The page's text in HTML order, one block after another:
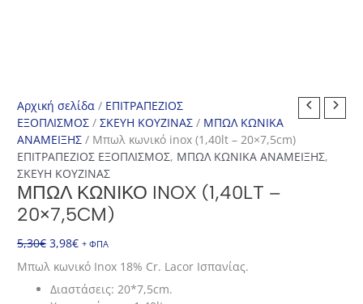
Αρχική σελίδα / ΕΠΙΤΡΑΠΕΖΙΟΣ
ΕΞΟΠΛΙΣΜΟΣ /ΣΚΕΥΗ ΚΟΥΖΙΝΑΣ / ΜΠΩΛ ΚΩΝΙΚΑ
ΑΝΑΜΕΙΞΗΣ / Μπωλ κωνικό inox (1,40lt – 20×7,5cm)
ΕΠΙΤΡΑΠΕΖΙΟΣ ΕΞΟΠΛΙΣΜΟΣ, ΜΠΩΛ ΚΩΝΙΚΑ ΑΝΑΜΕΙΞΗΣ,
ΣΚΕΥΗ ΚΟΥΖΙΝΑΣ
ΜΠΩΛ ΚΩΝΙΚΌ INOX (1,40LT –
20×7,5CM)
5,30€ Original
5,30€.
3,98€Η
τρέχουσα
είναι:
+ ΦΠΑ
Μπωλ κωνικό Inox 18% Cr. Lacor Ισπανίας.
Διαστάσεις: 20*7,5cm.